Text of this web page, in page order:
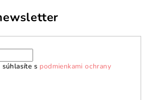
s podmienkami ochrany